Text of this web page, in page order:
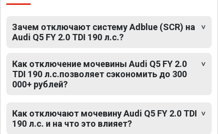
Зачем отключают систему Adblue (SCR) на
Audi Q5 FY 2.0 TDI 190 л.с.?
Как отключение мочевины Audi Q5 FY 2.0
TDI 190 л.с.позволяет сэкономить до 300
000+ рублей?
Как отключают мочевину Audi Q5 FY 2.0 TDI
190 л.с. и на что это влияет?